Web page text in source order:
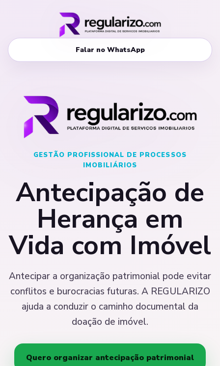
Falar no WhatsApp
GESTÃO PROFISSIONAL DE PROCESSOS
IMOBILIÁRIOS
Antecipação de
Herança em
Vida com Imóvel
Antecipar a organização patrimonial pode evitar
conflitos e burocracias futuras. A REGULARIZO
ajuda a conduzir o caminho documental da
doação de imóvel.
Quero organizar antecipação patrimonial